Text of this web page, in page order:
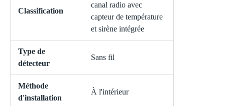
Classification
canal radio avec
capteur de température
et sirène intégrée
Type de
détecteur
Sans fil
Méthode
d'installation
À l'intérieur